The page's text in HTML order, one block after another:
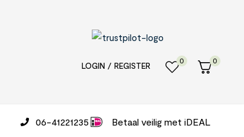
LOGIN / REGISTER
0 0
06-41221235 Betaal veilig met iDEAL